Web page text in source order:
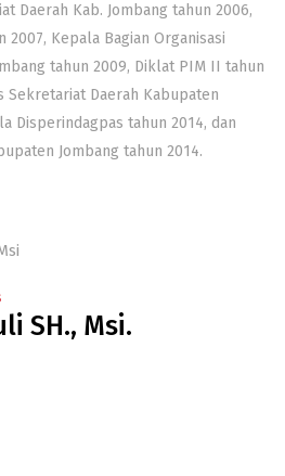
Daerah Kab. Jombang tahun 2006,
2007, Kepala Bagian Organisasi
tahun 2009, Diklat PIM II tahun
Sekretariat Daerah Kabupaten
Disperindagpas tahun 2014, dan
Jombang tahun 2014.
SH., Msi.